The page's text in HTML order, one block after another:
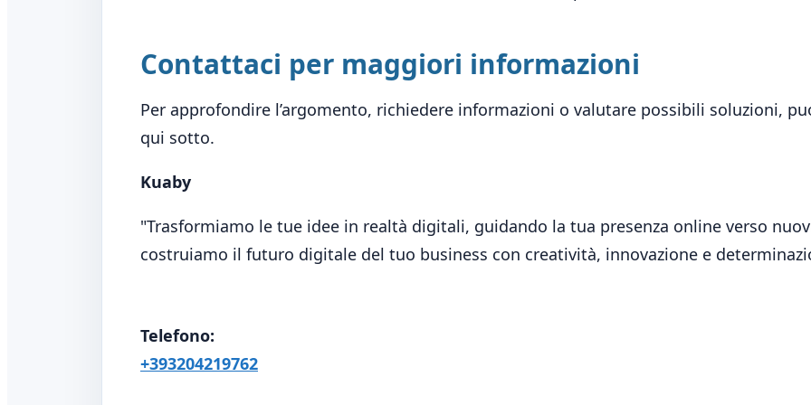
Contattaci per maggiori informazioni
Per approfondire l’argomento, richiedere informazioni o valutare possibili soluzioni,
qui sotto.
Kuaby
"Trasformiamo le tue idee in realtà digitali, guidando la tua presenza online verso
costruiamo il futuro digitale del tuo business con creatività, innovazione e
Telefono:
+393204219762
1